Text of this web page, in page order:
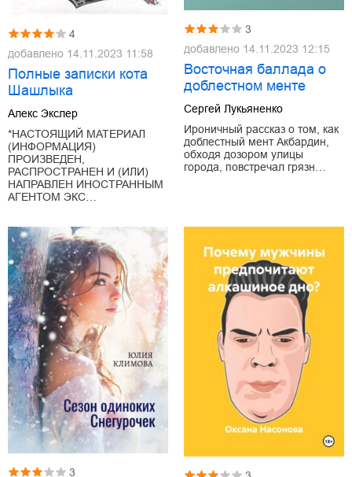
4
добавлено 14.11.2023 11:58
Полные записки кота
Шашлыка
Алекс Экслер
*НАСТОЯЩИЙ МАТЕРИАЛ
(ИНФОРМАЦИЯ)
ПРОИЗВЕДЕН,
РАСПРОСТРАНЕН И (ИЛИ)
НАПРАВЛЕН ИНОСТРАННЫМ
АГЕНТОМ ЭКС…
3
добавлено 14.11.2023 12:15
Восточная баллада о
доблестном менте
Сергей Лукьяненко
Ироничный рассказ о том, как
доблестный мент Акбардин,
обходя дозором улицы
города, повстречал грязн…
3